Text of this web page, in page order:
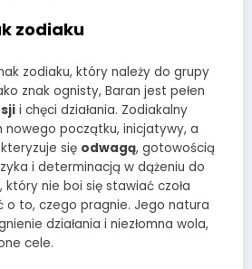
zodiaku
zodiaku, który należy do grupy
znak ognisty, Baran jest pełen
i chęci działania. Zodiakalny
nowego początku, inicjatywy, a
się odwagą, gotowością
i determinacją w dążeniu do
który nie boi się stawiać czoła
o to, czego pragnie. Jego natura
działania i niezłomna wola,
cele.